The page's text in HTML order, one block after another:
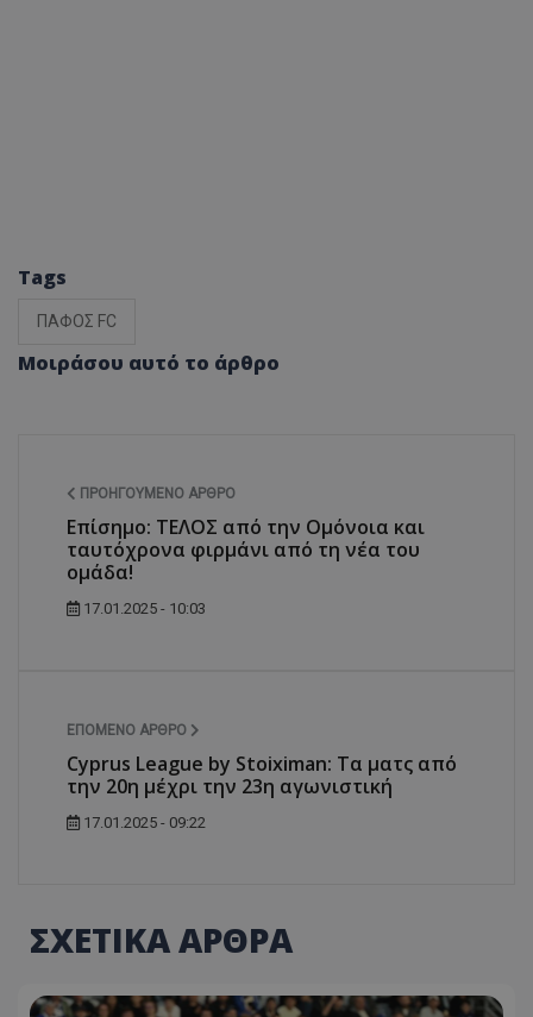
Tags
ΠΑΦΟΣ FC
Μοιράσου αυτό το άρθρο
ΠΡΟΗΓΟΎΜΕΝΟ ΆΡΘΡΟ
Επίσημο: ΤΕΛΟΣ από την Ομόνοια και
ταυτόχρονα φιρμάνι από τη νέα του
ομάδα!
17.01.2025 - 10:03
ΕΠΌΜΕΝΟ ΆΡΘΡΟ
Cyprus League by Stoiximan: Τα ματς από
την 20η μέχρι την 23η αγωνιστική
17.01.2025 - 09:22
ΣΧΕΤΙΚΑ ΑΡΘΡΑ